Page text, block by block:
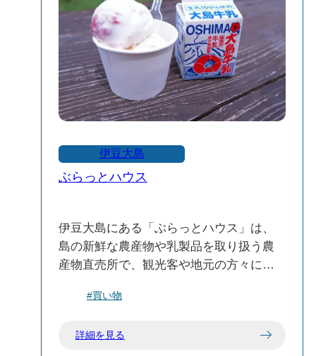
伊豆大島
ぶらっとハウス
伊豆大島にある「ぶらっとハウス」は、
島の新鮮な農産物や乳製品を取り扱う農
産物直売所で、観光客や地元の方々に親
新鮮な野菜や花卉類：島内の農家が育て
#買い物
詳細を見る